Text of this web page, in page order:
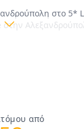
στο 5*
στην
1ο παιδί έως
από